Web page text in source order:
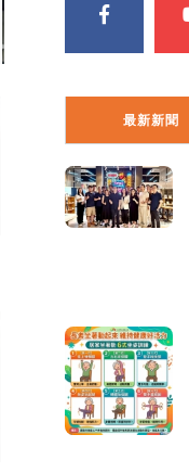
最新新聞